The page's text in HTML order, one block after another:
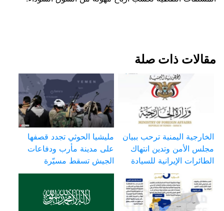
مقالات ذات صلة
الخارجية اليمنية ترحب ببيان
مجلس الأمن وتدين انتهاك
الطائرات الإيرانية للسيادة
مليشيا الحوثي تجدد قصفها
على مدينة مأرب ودفاعات
الجيش تسقط مسيّرة